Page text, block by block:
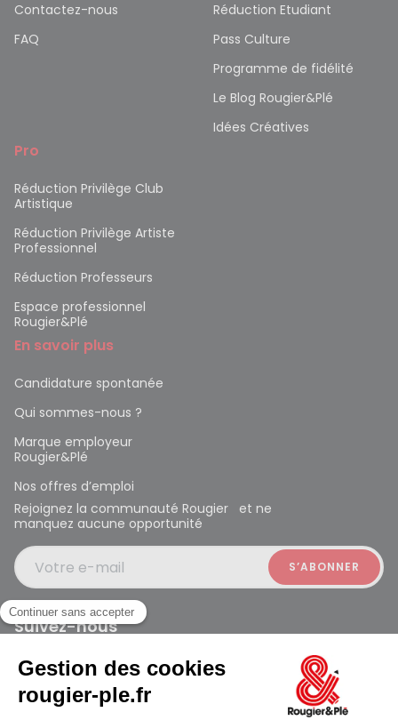
Contactez-nous
FAQ
Réduction Etudiant
Pass Culture
Programme de fidélité
Le Blog Rougier&Plé
Idées Créatives
Pro
Réduction Privilège Club
Artistique
Réduction Privilège Artiste
Professionnel
Réduction Professeurs
Espace professionnel
Rougier&Plé
En savoir plus
Candidature spontanée
Qui sommes-nous ?
Marque employeur
Rougier&Plé
Nos offres d’emploi
Rejoignez la communauté Rougier et ne
manquez aucune opportunité
Votre e-mail
Suivez-nous